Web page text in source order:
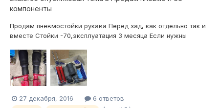
компоненты
Продам пневмостойки рукава Перед зад, как отдельно так и
вместе Стойки -70,эксплуатация 3 месяца Если нужны
27 декабря, 2016 6 ответов